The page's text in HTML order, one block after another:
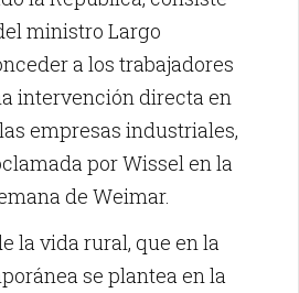
ministro Largo
a los trabajadores
intervención directa en
empresas industriales,
por Wissel en la
de Weimar.
la vida rural, que en la
se plantea en la